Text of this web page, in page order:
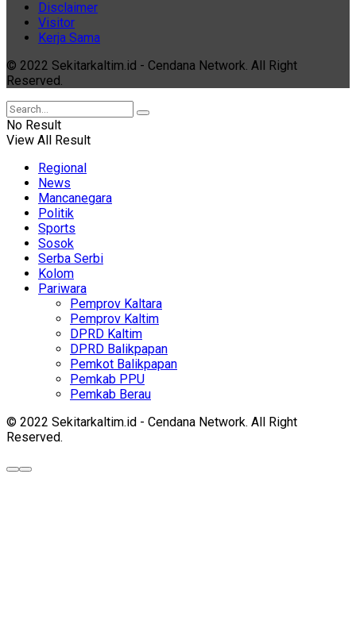
Disclaimer
Visitor
Kerja Sama
© 2022 Sekitarkaltim.id - Cendana Network. All Right
Reserved.
No Result
View All Result
Regional
News
Mancanegara
Politik
Sports
Sosok
Serba Serbi
Kolom
Pariwara
Pemprov Kaltara
Pemprov Kaltim
DPRD Kaltim
DPRD Balikpapan
Pemkot Balikpapan
Pemkab PPU
Pemkab Berau
© 2022 Sekitarkaltim.id - Cendana Network. All Right
Reserved.